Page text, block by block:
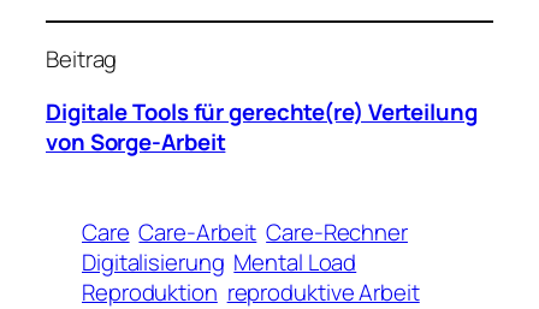
Beitrag
Digitale Tools für gerechte(re) Verteilung
von Sorge-Arbeit
Care Care-Arbeit Care-Rechner
Digitalisierung Mental Load
Reproduktion reproduktive Arbeit